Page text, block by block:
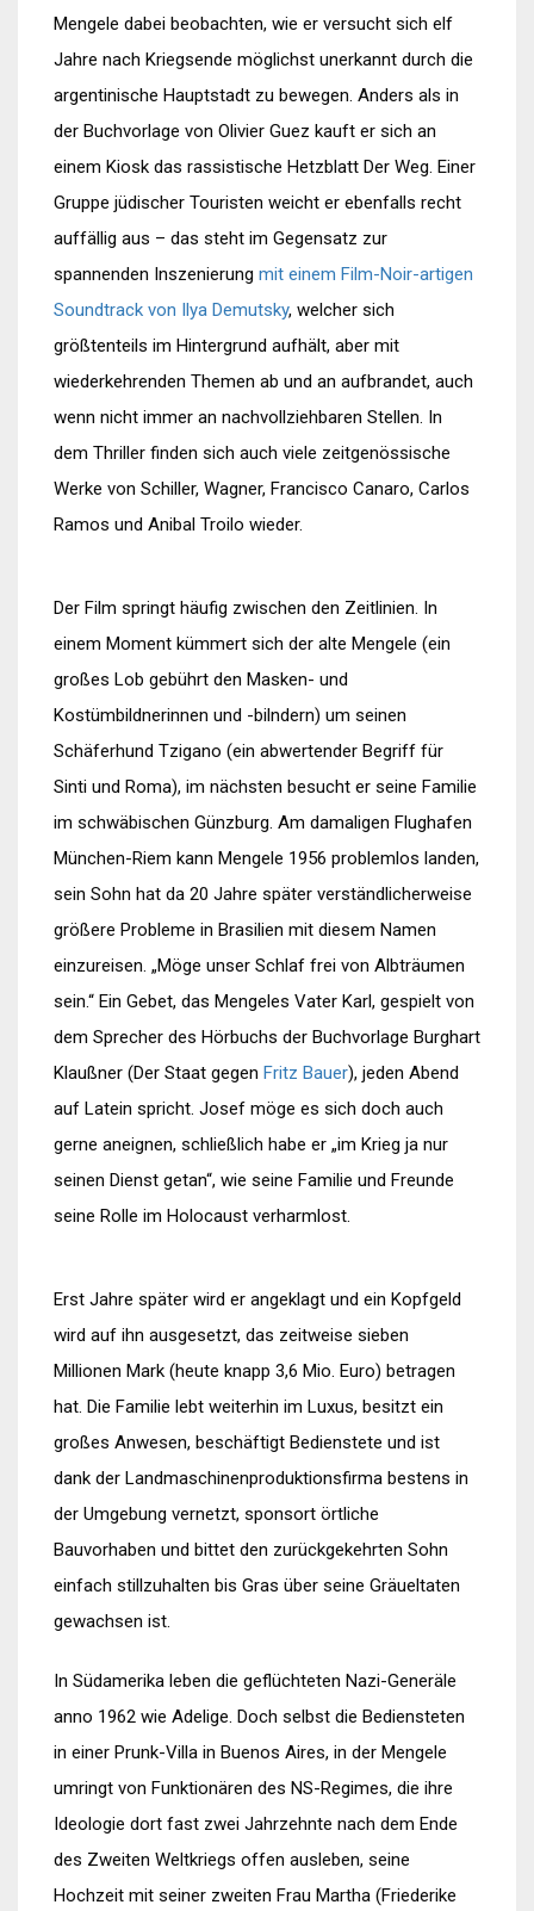
Mengele dabei beobachten, wie er versucht sich elf
Jahre nach Kriegsende möglichst unerkannt durch die
argentinische Hauptstadt zu bewegen. Anders als in
der Buchvorlage von Olivier Guez kauft er sich an
einem Kiosk das rassistische Hetzblatt Der Weg. Einer
Gruppe jüdischer Touristen weicht er ebenfalls recht
auffällig aus – das steht im Gegensatz zur
spannenden Inszenierung mit einem Film-Noir-artigen
Soundtrack von Ilya Demutsky, welcher sich
größtenteils im Hintergrund aufhält, aber mit
wiederkehrenden Themen ab und an aufbrandet, auch
wenn nicht immer an nachvollziehbaren Stellen. In
dem Thriller finden sich auch viele zeitgenössische
Werke von Schiller, Wagner, Francisco Canaro, Carlos
Ramos und Anibal Troilo wieder.
Der Film springt häufig zwischen den Zeitlinien. In
einem Moment kümmert sich der alte Mengele (ein
großes Lob gebührt den Masken- und
Kostümbildnerinnen und -bilndern) um seinen
Schäferhund Tzigano (ein abwertender Begriff für
Sinti und Roma), im nächsten besucht er seine Familie
im schwäbischen Günzburg. Am damaligen Flughafen
München-Riem kann Mengele 1956 problemlos landen,
sein Sohn hat da 20 Jahre später verständlicherweise
größere Probleme in Brasilien mit diesem Namen
einzureisen. „Möge unser Schlaf frei von Albträumen
sein.“ Ein Gebet, das Mengeles Vater Karl, gespielt von
dem Sprecher des Hörbuchs der Buchvorlage Burghart
Klaußner (Der Staat gegen Fritz Bauer), jeden Abend
auf Latein spricht. Josef möge es sich doch auch
gerne aneignen, schließlich habe er „im Krieg ja nur
seinen Dienst getan“, wie seine Familie und Freunde
seine Rolle im Holocaust verharmlost.
Erst Jahre später wird er angeklagt und ein Kopfgeld
wird auf ihn ausgesetzt, das zeitweise sieben
Millionen Mark (heute knapp 3,6 Mio. Euro) betragen
hat. Die Familie lebt weiterhin im Luxus, besitzt ein
großes Anwesen, beschäftigt Bedienstete und ist
dank der Landmaschinenproduktionsfirma bestens in
der Umgebung vernetzt, sponsort örtliche
Bauvorhaben und bittet den zurückgekehrten Sohn
einfach stillzuhalten bis Gras über seine Gräueltaten
gewachsen ist.
In Südamerika leben die geflüchteten Nazi-Generäle
anno 1962 wie Adelige. Doch selbst die Bediensteten
in einer Prunk-Villa in Buenos Aires, in der Mengele
umringt von Funktionären des NS-Regimes, die ihre
Ideologie dort fast zwei Jahrzehnte nach dem Ende
des Zweiten Weltkriegs offen ausleben, seine
Hochzeit mit seiner zweiten Frau Martha (Friederike